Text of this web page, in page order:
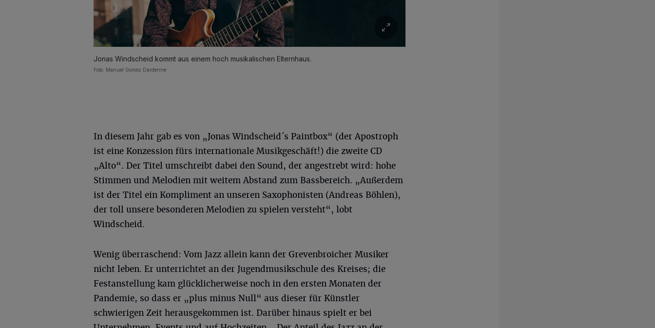
Jonas Windscheid kommt aus einem hoch musikalischen Elternhaus.
Foto: Manuel Gomez Dardenne
In diesem Jahr gab es von „Jonas Windscheid´s Paintbox“ (der Apostroph
ist eine Konzession fürs internationale Musikgeschäft!) die zweite CD
„Alto“. Der Titel umschreibt dabei den Sound, der angestrebt wird: hohe
Stimmen und Melodien mit weitem Abstand zum Bassbereich. „Außerdem
ist der Titel ein Kompliment an unseren Saxophonisten (Andreas Böhlen),
der toll unsere besonderen Melodien zu spielen versteht“, lobt
Windscheid.
Wenig überraschend: Vom Jazz allein kann der Grevenbroicher Musiker
nicht leben. Er unterrichtet an der Jugendmusikschule des Kreises; die
Festanstellung kam glücklicherweise noch in den ersten Monaten der
Pandemie, so dass er „plus minus Null“ aus dieser für Künstler
schwierigen Zeit herausgekommen ist. Darüber hinaus spielt er bei